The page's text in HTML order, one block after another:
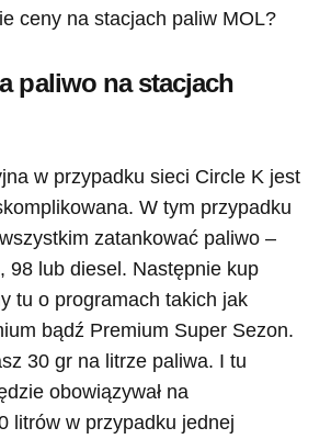
ceny na stacjach paliw MOL?
paliwo na stacjach
w przypadku sieci Circle K jest
W tym przypadku
zatankować paliwo –
98 lub diesel. Następnie kup
tu o programach takich jak
bądź Premium Super Sezon.
30 gr na litrze paliwa. I tu
obowiązywał na
litrów w przypadku jednej